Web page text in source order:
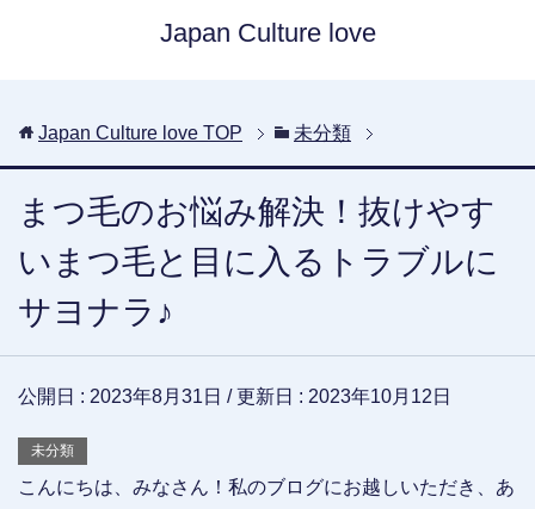
Japan Culture love
Japan Culture love TOP 未分類
まつ毛のお悩み解決！抜けやす
いまつ毛と目に入るトラブルに
サヨナラ♪
公開日 : 2023年8月31日 / 更新日 : 2023年10月12日
未分類
こんにちは、みなさん！私のブログにお越しいただき、あ